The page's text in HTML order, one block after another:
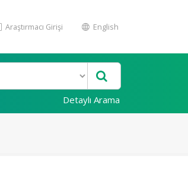
Araştırmacı Girişi English
Detaylı Arama